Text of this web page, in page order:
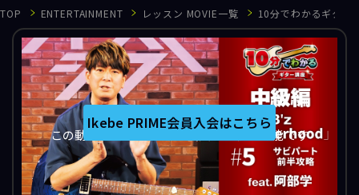
EVENT イベント情報
MOVIE 動画
TOP ENTERTAINMENT レッスン MOVIE一覧 10分でわかるギタ
この動画はIkebe PRIME会員のみ視聴可能です
Ikebe PRIME会員入会はこちら